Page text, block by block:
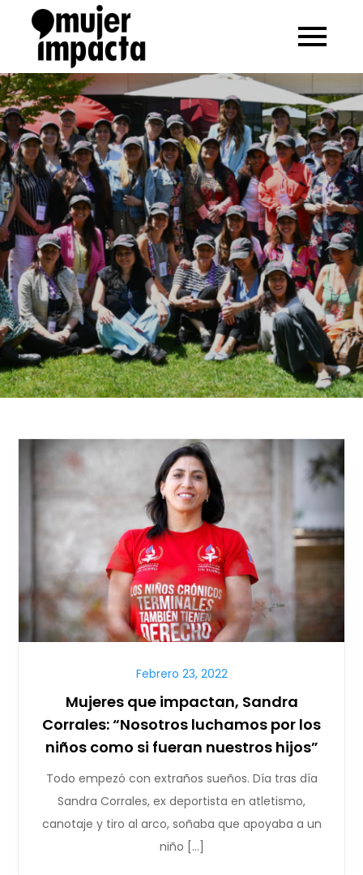
Febrero 23, 2022
Mujeres que impactan, Sandra
Corrales: “Nosotros luchamos por los
niños como si fueran nuestros hijos”
Todo empezó con extraños sueños. Día tras día
Sandra Corrales, ex deportista en atletismo,
canotaje y tiro al arco, soñaba que apoyaba a un
niño […]